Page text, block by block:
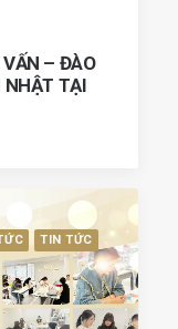
VẤN – ĐÀO
NHẬT TẠI
TIN TỨC